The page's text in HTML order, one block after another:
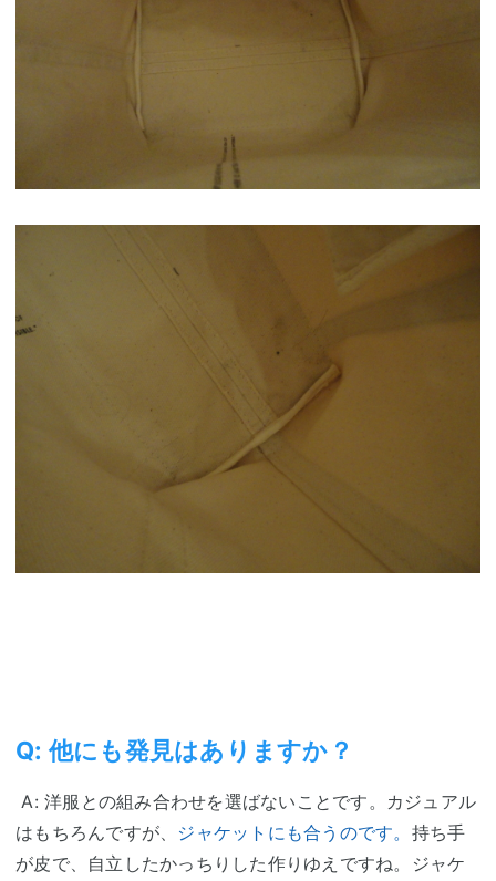
Q: 他にも発見はありますか？
A: 洋服との組み合わせを選ばないことです。カジュアル
はもちろんですが、 ジャケットにも合うのです。 持ち手
が皮で、自立したかっちりした作りゆえですね。ジャケ